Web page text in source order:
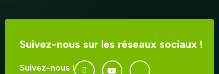
Suivez-nous sur les réseaux sociaux !
Suivez-nous !